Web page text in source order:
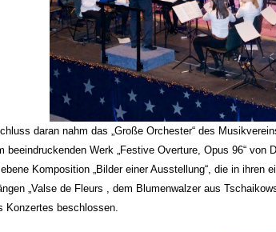
daran nahm das „Große Orchester“ des
beeindruckenden Werk „Festive Overture, Opus 96“
Komposition „Bilder einer Ausstellung“, die in
„Valse de Fleurs , dem Blumenwalzer aus
Konzertes beschlossen.